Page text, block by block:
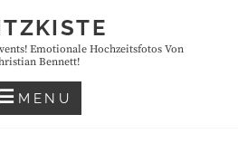
Emotionale Hochzeitsfotos Von
Bennett!
MENU